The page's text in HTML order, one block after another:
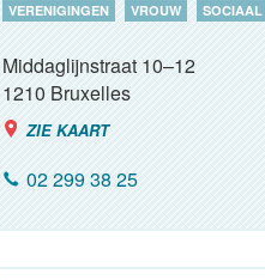
VERENIGINGEN VROUW SOCIAAL
Middaglijnstraat 10–12
1210Bruxelles
ZIE KAART
02 299 38 25